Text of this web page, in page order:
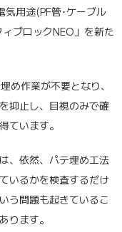
用途(PF管･ケーブル
ブロックNEO」を新た
め作業が不要となり、
抑止し、目視のみで確
ています。
、依然、パテ埋め工法
いるかを検査するだけ
う問題も起きているこ
ります。